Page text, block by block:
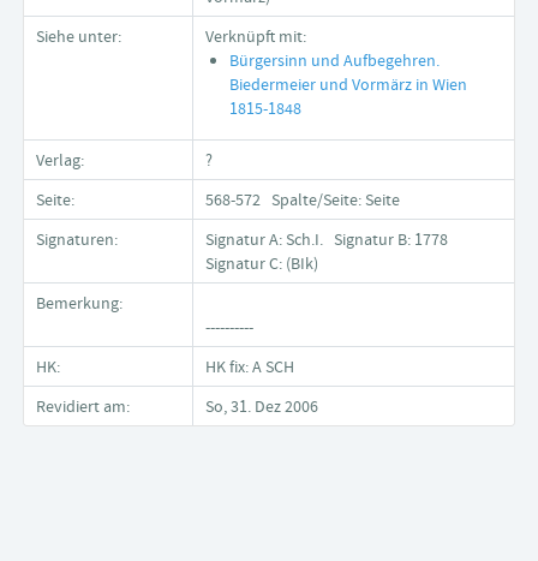
Siehe unter:
Verknüpft mit:
Bürgersinn und Aufbegehren.
Biedermeier und Vormärz in Wien
1815-1848
Verlag:
?
Seite:
568-572 Spalte/Seite: Seite
Signaturen:
Signatur A: Sch.I. Signatur B: 1778
Signatur C: (BIk)
Bemerkung:
----------
HK:
HK fix: A SCH
Revidiert am:
So, 31. Dez 2006